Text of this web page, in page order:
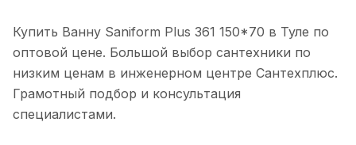
Купить Ванну Saniform Plus 361 150*70 в Туле по
оптовой цене. Большой выбор сантехники по
низким ценам в инженерном центре Сантехплюс.
Грамотный подбор и консультация
специалистами.